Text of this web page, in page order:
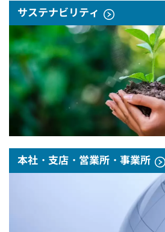
サステナビリティ
本社・支店・営業所・事業所